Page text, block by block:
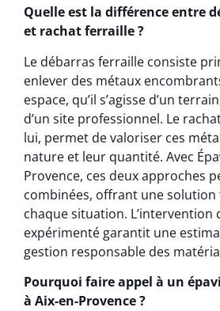
Quelle est la différence entre
et rachat ferraille ?
Le débarras ferraille consiste
enlever des métaux
espace, qu’il s’agisse d’un
d’un site professionnel. Le
lui, permet de valoriser ces
nature et leur quantité. Avec
Provence, ces deux approches
combinées, offrant une solution
chaque situation. L’intervention
expérimenté garantit une
gestion responsable des
Pourquoi faire appel à un
à Aix-en-Provence ?